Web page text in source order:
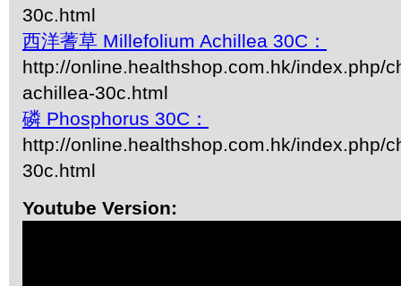
30c.html
西洋蓍草 Millefolium Achillea 30C：
http://online.healthshop.com.hk/index.php/
achillea-30c.html
磷 Phosphorus 30C：
http://online.healthshop.com.hk/index.php/
30c.html
Youtube Version: